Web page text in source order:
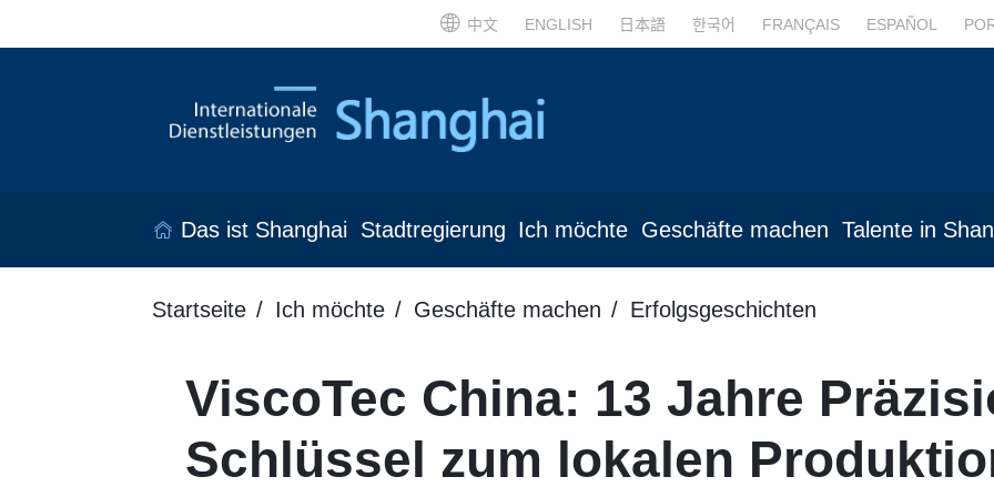
中文 ENGLISH 日本語 한국어 FRANÇAIS ESPAÑOL
Das ist Shanghai Stadtregierung Ich möchte Geschäfte machen Talente in
Startseite Ich möchte Geschäfte machen Erfolgsgeschichten
ViscoTec China: 13 Jahre
Schlüssel zum lokalen